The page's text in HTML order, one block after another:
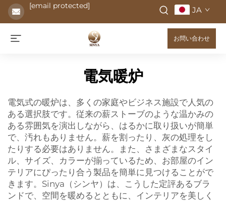
[email protected] JA
お問い合わせ
電気暖炉
電気式の暖炉は、多くの家庭やビジネス施設で人気の
ある選択肢です。従来の薪ストーブのような温かみの
ある雰囲気を演出しながら、はるかに取り扱いが簡単
で、汚れもありません。薪を割ったり、灰の処理をし
たりする必要はありません。また、さまざまなスタイ
ル、サイズ、カラーが揃っているため、お部屋のイン
テリアにぴったり合う製品を簡単に見つけることがで
きます。Sinya（シンヤ）は、こうした定評あるブラ
ンドで、空間を暖めるとともに、インテリアを美しく